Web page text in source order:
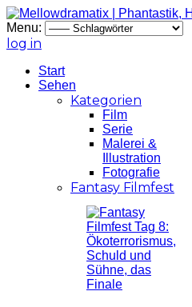
Menu:
log in
Start
Sehen
Kategorien
Film
Serie
Malerei &
Illustration
Fotografie
Fantasy Filmfest